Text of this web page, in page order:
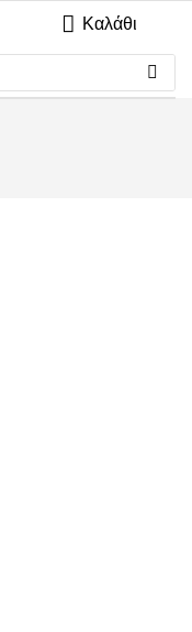
Καλάθι